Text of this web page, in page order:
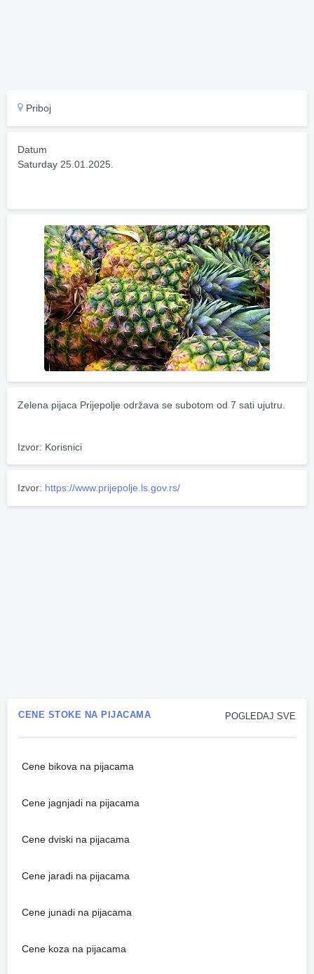
Priboj
Datum
Saturday 25.01.2025.
Zelena pijaca Prijepolje održava se subotom od 7 sati ujutru.
Izvor: Korisnici
Izvor: https://www.prijepolje.ls.gov.rs/
POGLEDAJ SVE
CENE STOKE NA PIJACAMA
Cene bikova na pijacama
Cene jagnjadi na pijacama
Cene dviski na pijacama
Cene jaradi na pijacama
Cene junadi na pijacama
Cene koza na pijacama